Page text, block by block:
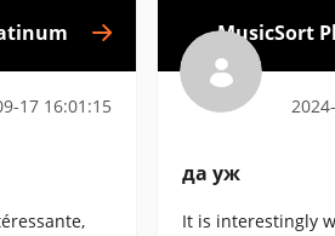
17 16:01:15
MusicSort
да уж
It is interestingly